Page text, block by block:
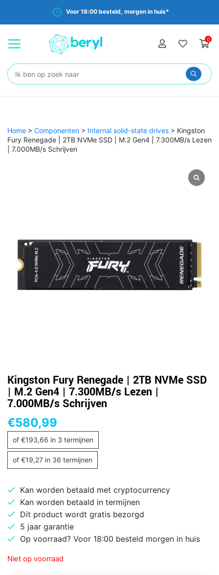
Voor 18:00 besteld, morgen in huis*
0
Zoeken:
Home > Componenten > Internal solid-state drives > Kingston
Fury Renegade | 2TB NVMe SSD | M.2 Gen4 | 7.300MB/s Lezen
| 7.000MB/s Schrijven
Kingston Fury Renegade | 2TB NVMe SSD
| M.2 Gen4 | 7.300MB/s Lezen |
7.000MB/s Schrijven
€580,99
of €193,66 in 3 termijnen
of €19,27 in 36 termijnen
Kan worden betaald met cryptocurrency
Kan worden betaald in termijnen
Dit product wordt gratis bezorgd
5 jaar garantie
Op voorraad? Voor 18:00 besteld morgen in huis
Niet op voorraad